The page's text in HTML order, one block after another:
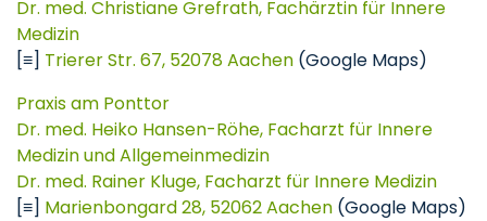
Dr. med. Christiane Grefrath, Fachärztin für Innere
Medizin
[≡] Trierer Str. 67, 52078 Aachen (Google Maps)
Praxis am Ponttor
Dr. med. Heiko Hansen-Röhe, Facharzt für Innere
Medizin und Allgemeinmedizin
Dr. med. Rainer Kluge, Facharzt für Innere Medizin
[≡] Marienbongard 28, 52062 Aachen (Google Maps)